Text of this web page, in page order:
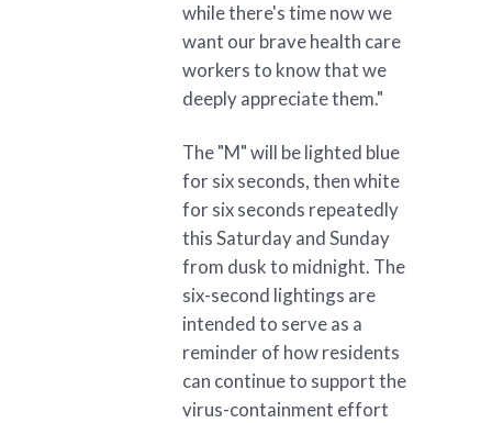
while there's time now we
want our brave health care
workers to know that we
deeply appreciate them."
The "M" will be lighted blue
for six seconds, then white
for six seconds repeatedly
this Saturday and Sunday
from dusk to midnight. The
six-second lightings are
intended to serve as a
reminder of how residents
can continue to support the
virus-containment effort